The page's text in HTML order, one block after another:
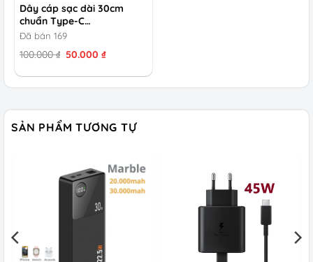
Dây cáp sạc dài 30cm
chuẩn Type-C…
Đã bán 169
100.000₫ Giá
là:
50.000₫Giá
tại
SẢN PHẨM TƯƠNG TỰ